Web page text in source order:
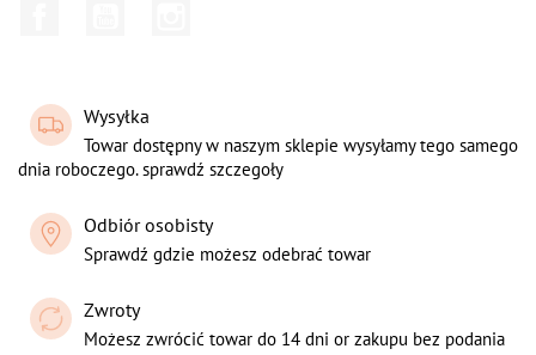
Wysyłka
Towar dostępny w naszym sklepie wysyłamy tego samego
dnia roboczego. sprawdź szczegoły
Odbiór osobisty
Sprawdź gdzie możesz odebrać towar
Zwroty
Możesz zwrócić towar do 14 dni or zakupu bez podania